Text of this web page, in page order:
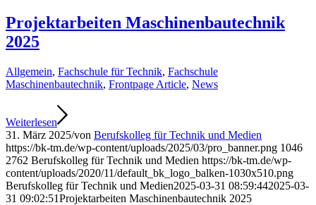
Projektarbeiten Maschinenbautechnik
2025
Allgemein, Fachschule für Technik, Fachschule
Maschinenbautechnik, Frontpage Article, News
Weiterlesen
31. März 2025/von Berufskolleg für Technik und Medien
https://bk-tm.de/wp-content/uploads/2025/03/pro_banner.png 1046
2762 Berufskolleg für Technik und Medien https://bk-tm.de/wp-
content/uploads/2020/11/default_bk_logo_balken-1030x510.png
Berufskolleg für Technik und Medien2025-03-31 08:59:442025-03-
31 09:02:51Projektarbeiten Maschinenbautechnik 2025